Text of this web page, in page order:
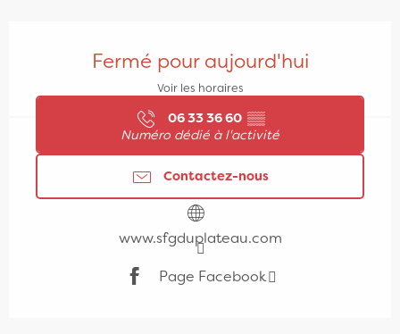
Fermé pour aujourd'hui
Voir les horaires
06 33 36 60 ▒▒
Numéro dédié à l'activité
Contactez-nous
www.sfgduplateau.com
Page Facebook